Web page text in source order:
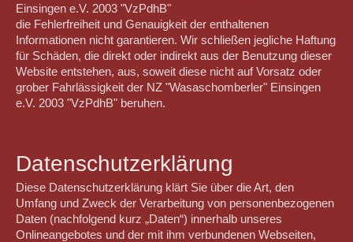
Einsingen e.V. 2003 "VzPdhB"
die Fehlerfreiheit und Genauigkeit der enthaltenen
Informationen nicht garantieren. Wir schließen jegliche Haftung
für Schäden, die direkt oder indirekt aus der Benutzung dieser
Website entstehen, aus, soweit diese nicht auf Vorsatz oder
grober Fahrlässigkeit der NZ "Wasaschomberler" Einsingen
e.V. 2003 "VzPdhB" beruhen.
Datenschutzerklärung
Diese Datenschutzerklärung klärt Sie über die Art, den
Umfang und Zweck der Verarbeitung von personenbezogenen
Daten (nachfolgend kurz „Daten“) innerhalb unseres
Onlineangebotes und der mit ihm verbundenen Webseiten,